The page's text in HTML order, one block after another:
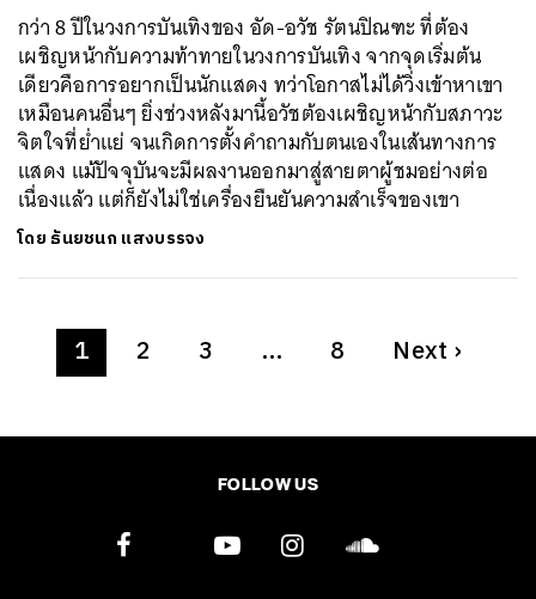
กว่า 8 ปีในวงการบันเทิงของ อัด-อวัช รัตนปิณฑะ ที่ต้อง
เผชิญหน้ากับความท้าทายในวงการบันเทิง จากจุดเริ่มต้น
เดียวคือการอยากเป็นนักแสดง ทว่าโอกาสไม่ได้วิ่งเข้าหาเขา
เหมือนคนอื่นๆ ยิ่งช่วงหลังมานี้อวัชต้องเผชิญหน้ากับสภาวะ
จิตใจที่ย่ำแย่ จนเกิดการตั้งคำถามกับตนเองในเส้นทางการ
แสดง แม้ปัจจุบันจะมีผลงานออกมาสู่สายตาผู้ชมอย่างต่อ
เนื่องแล้ว แต่ก็ยังไม่ใช่เครื่องยืนยันความสำเร็จของเขา
โดย ธันยชนก แสงบรรจง
1 2 3 … 8 Next ›
FOLLOW US